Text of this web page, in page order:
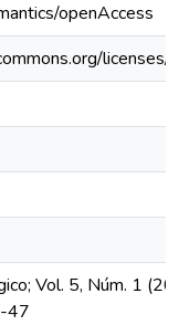
openAccess
Vol. 5, Núm. 1
47